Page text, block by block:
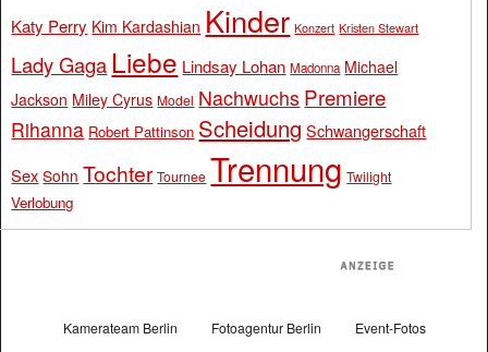
Katy Perry Kim Kardashian Kinder Konzert Kristen Stewart
Lady Gaga Liebe Lindsay Lohan Madonna Michael
Jackson Miley Cyrus Model Nachwuchs Premiere
Rihanna Robert Pattinson Scheidung Schwangerschaft
Sex Sohn Tochter Tournee Trennung Twilight
Verlobung
Kamerateam Berlin Fotoagentur Berlin Event-Fotos